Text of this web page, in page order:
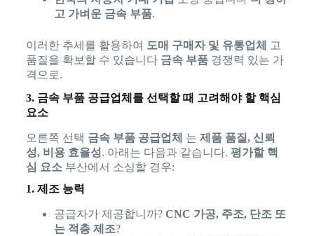
고 가벼운 금속 부품.
이러한 추세를 활용하여 도매 구매자 및 유통업체
고
품질을 확보할 수 있습니다 금속 부품경쟁력 있는 가
격으로.
3. 금속 부품 공급업체를 선택할 때 고려해야 할 핵심
요소
오른쪽 선택 금속 부품 공급업체 는 제품 품질, 신뢰
성, 비용 효율성. 아래는 다음과 같습니다. 평가할 핵
심 요소부산에서 소싱할 경우:
1. 제조 능력
공급자가 제공합니까? CNC 가공, 주조, 단조 또
는 적층 제조?